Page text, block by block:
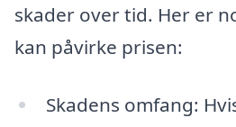
skader over tid. Her er
kan påvirke prisen:
Skadens omfang: